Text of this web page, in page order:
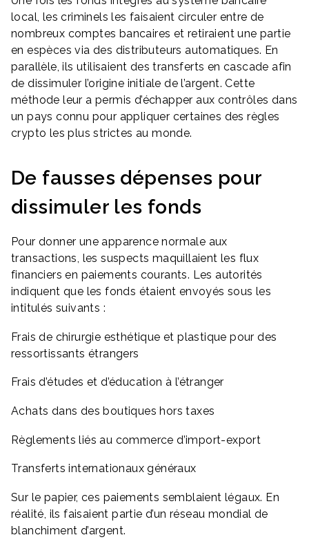
local, les criminels les faisaient circuler entre de
nombreux comptes bancaires et retiraient une partie
en espèces via des distributeurs automatiques. En
parallèle, ils utilisaient des transferts en cascade afin
de dissimuler l’origine initiale de l’argent. Cette
méthode leur a permis d’échapper aux contrôles dans
un pays connu pour appliquer certaines des règles
crypto les plus strictes au monde.
De fausses dépenses pour
dissimuler les fonds
Pour donner une apparence normale aux
transactions, les suspects maquillaient les flux
financiers en paiements courants. Les autorités
indiquent que les fonds étaient envoyés sous les
intitulés suivants :
Frais de chirurgie esthétique et plastique pour des
ressortissants étrangers
Frais d’études et d’éducation à l’étranger
Achats dans des boutiques hors taxes
Règlements liés au commerce d’import-export
Transferts internationaux généraux
Sur le papier, ces paiements semblaient légaux. En
réalité, ils faisaient partie d’un réseau mondial de
blanchiment d’argent.